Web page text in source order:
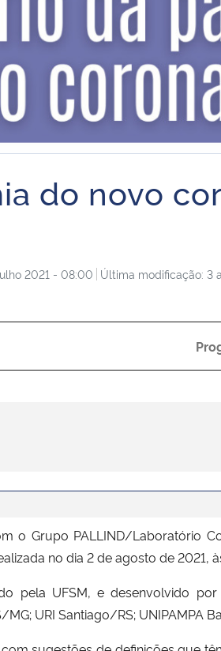
do novo
2021 - 08:00 Última modificação: 3
o Grupo PALLIND/Laboratório
no dia 2 de agosto de 2021,
pela UFSM, e desenvolvido por
URI Santiago/RS; UNIPAMPA